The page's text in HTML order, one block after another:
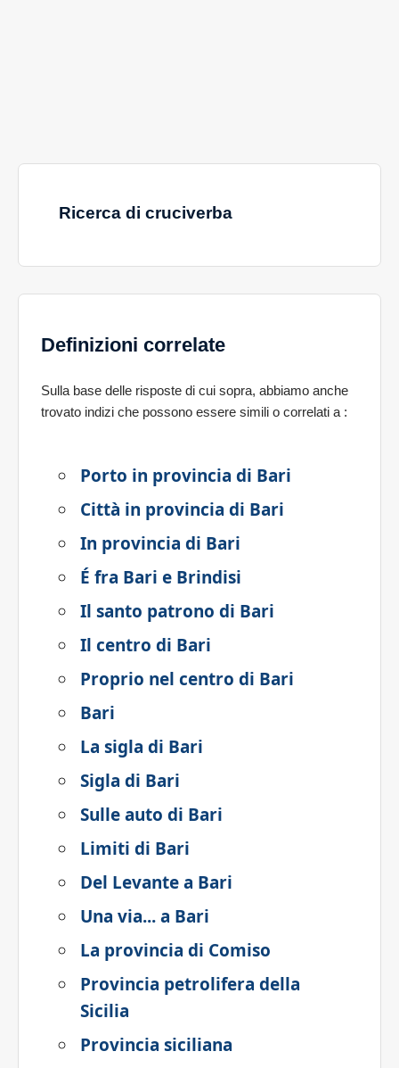
Ricerca di cruciverba
Definizioni correlate
Sulla base delle risposte di cui sopra, abbiamo anche
trovato indizi che possono essere simili o correlati a :
Porto in provincia di Bari
Città in provincia di Bari
In provincia di Bari
É fra Bari e Brindisi
Il santo patrono di Bari
Il centro di Bari
Proprio nel centro di Bari
Bari
La sigla di Bari
Sigla di Bari
Sulle auto di Bari
Limiti di Bari
Del Levante a Bari
Una via... a Bari
La provincia di Comiso
Provincia petrolifera della
Sicilia
Provincia siciliana